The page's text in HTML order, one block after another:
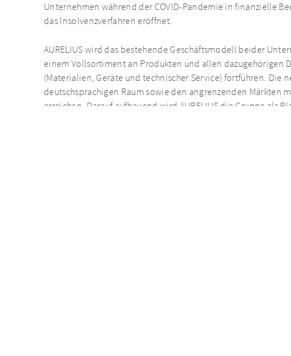
Unternehmen während der COVID-Pandemie in finanzielle
das Insolvenzverfahren eröffnet.
AURELIUS wird das bestehende Geschäftsmodell beider
einem Vollsortiment an Produkten und allen dazugehörigen
(Materialien, Geräte und technischer Service) fortführen. Die
deutschsprachigen Raum sowie den angrenzenden Märkten
erreichen. Darauf aufbauend wird AURELIUS die Gruppe als